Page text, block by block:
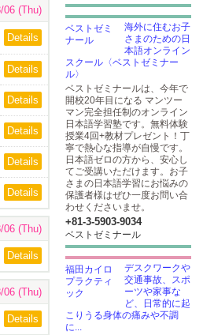
06 (Thu)
Details
Details
Details
Details
Details
Details
06 (Thu)
Details
06 (Thu)
Details
海外に住むお子
さまのための日
本語オンライン
スクール〈ベストゼミナー
ル〉
ベストゼミナールは、今年で
開校20年目になる マンツー
マン完全担任制のオンライン
日本語学習塾です。無料体験
授業4回+教材プレゼント！丁
寧で熱心な指導が自慢です。
日本語ゼロの方から、安心し
てご受講いただけます。お子
さまの日本語学習にお悩みの
保護者様はぜひ一度お問い合
わせくださいませ。
+81-3-5903​-9034
ベストゼミナール
デスクワークや
交通事故、スポ
ーツや家事な
ど、日常的に起
こりうる身体の痛みや不調
に...